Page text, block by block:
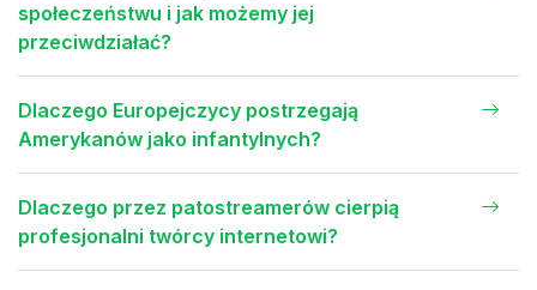
społeczeństwu i jak możemy jej
przeciwdziałać?
Dlaczego Europejczycy postrzegają
Amerykanów jako infantylnych?
Dlaczego przez patostreamerów cierpią
profesjonalni twórcy internetowi?